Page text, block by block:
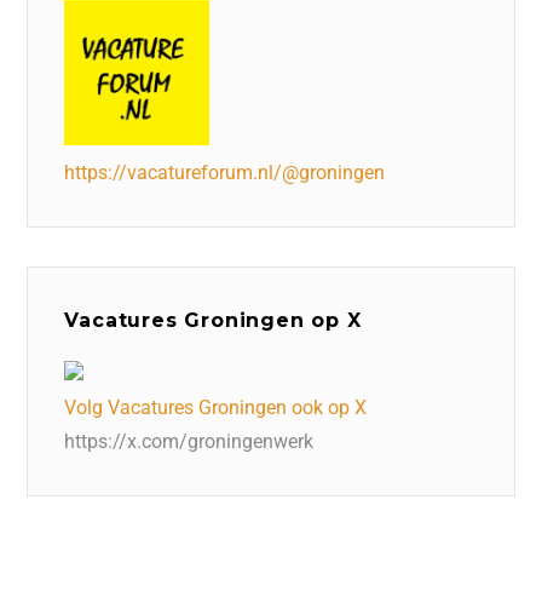
https://vacatureforum.nl/@groningen
Vacatures Groningen op X
Volg Vacatures Groningen ook op X
https://x.com/groningenwerk